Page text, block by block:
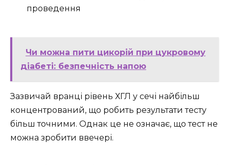
проведення
Чи можна пити цикорій при цукровому
діабеті: безпечність напою
Зазвичай вранці рівень ХГЛ у сечі найбільш
концентрований, що робить результати тесту
більш точними. Однак це не означає, що тест не
можна зробити ввечері.